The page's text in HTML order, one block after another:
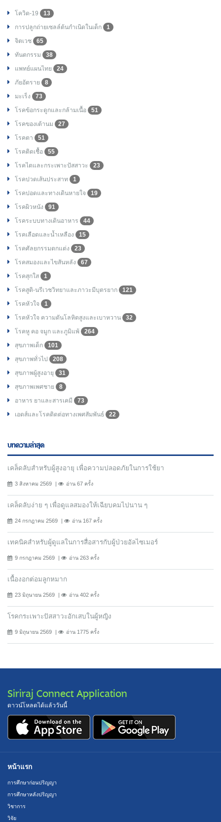
โควิด-19
13
การปลูกถ่ายเซลล์ต้นกำเนิดในเด็ก
1
จิตเวช
65
ทันตกรรม
38
แพทย์แผนไทย
24
ภัยอัตราย
8
มะเร็ง
73
โรคข้อกระดูกและกล้ามเนื้อ
51
โรคของเต้านม
27
โรคตา
51
โรคติดเชื้อ
55
โรคไตและกระเพาะปัสสาวะ
23
โรคปวดเส้นประสาท
1
โรคปอดและทางเดินหายใจ
19
โรคผิวหนัง
91
โรคระบบทางเดินอาหาร
44
โรคเลือดและน้ำเหลือง
15
โรคศัลยกรรมตกแต่ง
23
โรคสมองและไขสันหลัง
67
โรคสุกใส
1
โรคสูติ-นรีเวชวิทยาและภาวะมีบุตรยาก
121
โรคหัวใจ
1
โรคหัวใจ ความดันโลหิตสูงและเบาหวาน
32
โรคหู คอ จมูก และภูมิแพ้
264
สุขภาพเด็ก
101
สุขภาพทั่วไป
208
สุขภาพผู้สูงอายุ
31
สุขภาพเพศชาย
8
อาหาร ยาและสารเคมี
73
เอดส์และโรคติดต่อทางเพศสัมพันธ์
22
บทความล่าสุด
เคล็ดลับสำหรับผู้สูงอายุ เพื่อความปลอดภัยในการใช้ยา
3 สิงหาคม 2569 อ่าน 67 ครั้ง
เคล็ดลับง่าย ๆ เพื่อดูแลสมองให้เฉียบคมไปนาน ๆ
24 กรกฎาคม 2569 อ่าน 167 ครั้ง
เทคนิคสำหรับผู้ดูแลในการสื่อสารกับผู้ป่วยอัลไซเมอร์
9 กรกฎาคม 2569 อ่าน 263 ครั้ง
เนื้องอกต่อมลูกหมาก
23 มิถุนายน 2569 อ่าน 402 ครั้ง
โรคกระเพาะปัสสาวะอักเสบในผู้หญิง
9 มิถุนายน 2569 อ่าน 1775 ครั้ง
Siriraj Connect Application
ดาวน์โหลดได้แล้ววันนี้
หน้าแรก
การศึกษาก่อนปริญญา
การศึกษาหลังปริญญา
วิชาการ
วิจัย